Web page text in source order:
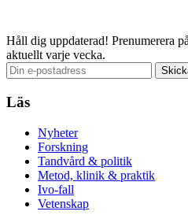
Håll dig uppdaterad! Prenumerera
aktuellt varje vecka.
Läs
Nyheter
Forskning
Tandvård & politik
Metod, klinik & praktik
Ivo-fall
Vetenskap